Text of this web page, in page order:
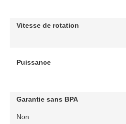
Vitesse de rotation
Puissance
Garantie sans BPA
Non